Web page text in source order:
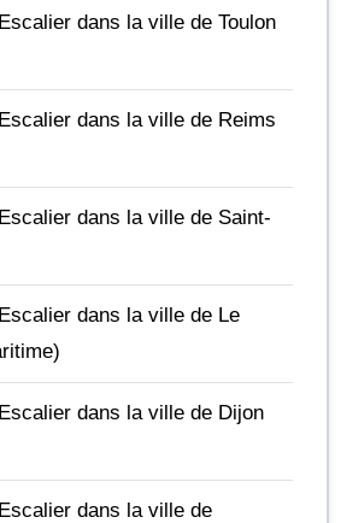
dans la ville de Toulon
dans la ville de Reims
dans la ville de Saint-
dans la ville de Le
dans la ville de Dijon
dans la ville de